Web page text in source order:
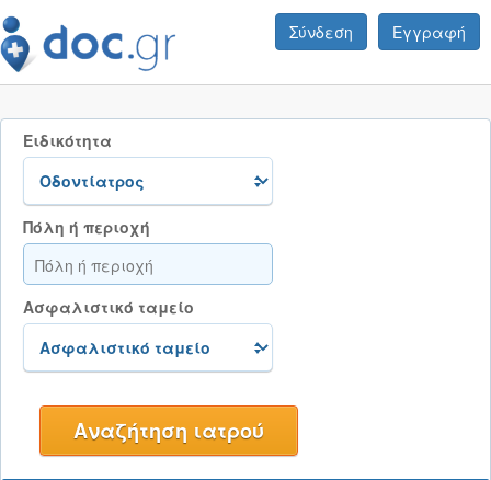
Σύνδεση Εγγραφή
Ειδικότητα
Πόλη ή περιοχή
Ασφαλιστικό ταμείο